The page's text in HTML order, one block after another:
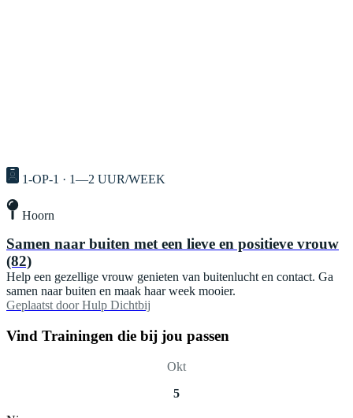
1-OP-1 · 1—2 UUR/WEEK
Hoorn
Samen naar buiten met een lieve en positieve vrouw
(82)
Help een gezellige vrouw genieten van buitenlucht en contact. Ga
samen naar buiten en maak haar week mooier.
Geplaatst door Hulp Dichtbij
Vind Trainingen die bij jou passen
Okt
5